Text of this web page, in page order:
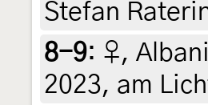
Stefan
8-9: ♀,
2023, am